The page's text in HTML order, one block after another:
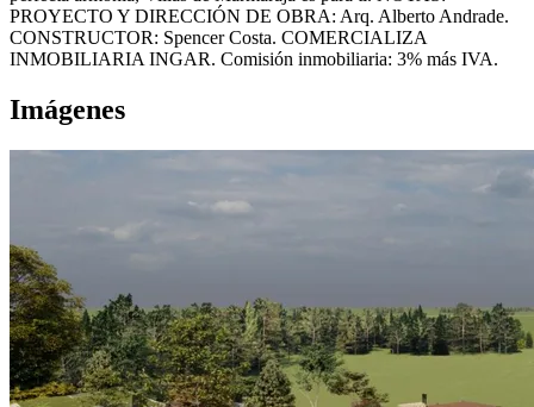
PROYECTO Y DIRECCIÓN DE OBRA: Arq. Alberto Andrade.
CONSTRUCTOR: Spencer Costa. COMERCIALIZA
INMOBILIARIA INGAR. Comisión inmobiliaria: 3% más IVA.
Imágenes